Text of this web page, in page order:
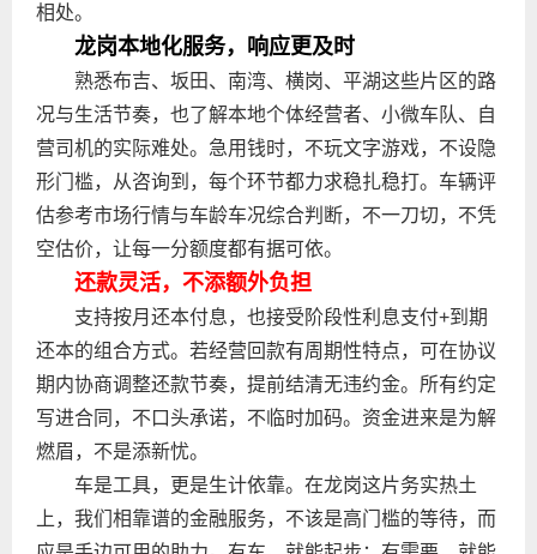
相处。
龙岗本地化服务，响应更及时
熟悉布吉、坂田、南湾、横岗、平湖这些片区的路
况与生活节奏，也了解本地个体经营者、小微车队、自
营司机的实际难处。急用钱时，不玩文字游戏，不设隐
形门槛，从咨询到，每个环节都力求稳扎稳打。车辆评
估参考市场行情与车龄车况综合判断，不一刀切，不凭
空估价，让每一分额度都有据可依。
还款灵活，不添额外负担
支持按月还本付息，也接受阶段性利息支付+到期
还本的组合方式。若经营回款有周期性特点，可在协议
期内协商调整还款节奏，提前结清无违约金。所有约定
写进合同，不口头承诺，不临时加码。资金进来是为解
燃眉，不是添新忧。
车是工具，更是生计依靠。在龙岗这片务实热土
上，我们相靠谱的金融服务，不该是高门槛的等待，而